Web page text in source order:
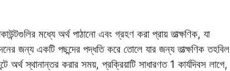
মধ্যে অর্থ পাঠানো এবং গ্রহণ করা প্রায় তাত্ক্ষণিক, যা
জন্য একটি পছন্দের পদ্ধতি করে তোলে যার জন্য তাত্ক্ষণিক তহবিল
স্থানান্তর করার সময়, প্রক্রিয়াটি সাধারণত 1 কার্যদিবস লাগে,